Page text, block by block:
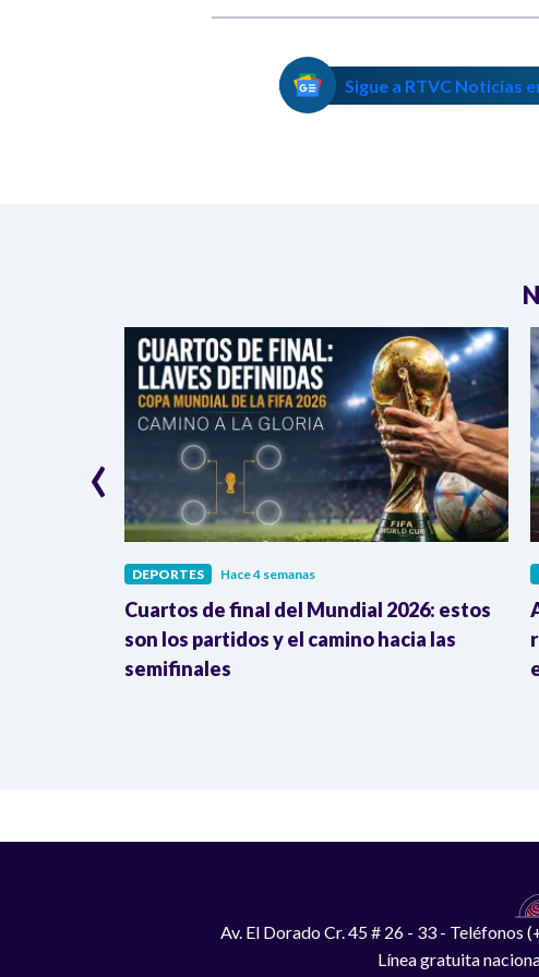
Sigue a RTVC Noticias
DEPORTES Hace 4 semanas
Cuartos de final del Mundial 2026: estos
son los partidos y el camino hacia las
semifinales
‹
Av. El Dorado Cr. 45 # 26 - 33 - Teléfonos
Línea gratuita